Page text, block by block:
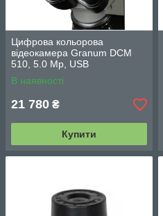
Цифрова кольорова
відеокамера Granum DCM
510, 5.0 Мр, USB
В наявності
21 780 ₴
Купити